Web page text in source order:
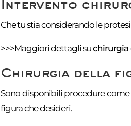
Intervento
Che tu stia considerando le
>>>Maggiori dettagli suchirurgia
Chirurgia della
Sono disponibili procedure
figura che desideri.